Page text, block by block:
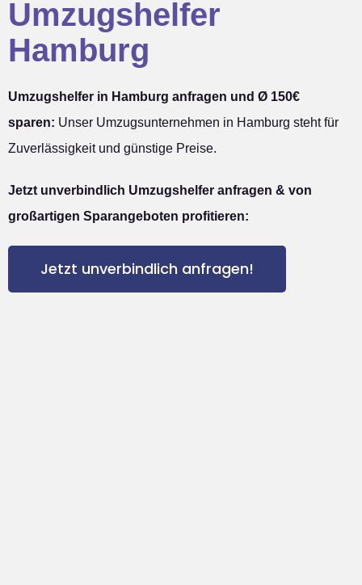
Umzugshelfer
Hamburg
Umzugshelfer in Hamburg anfragen und Ø 150€
sparen: Unser Umzugsunternehmen in Hamburg steht für
Zuverlässigkeit und günstige Preise.
Jetzt unverbindlich Umzugshelfer anfragen & von
großartigen Sparangeboten profitieren:
Jetzt unverbindlich anfragen!